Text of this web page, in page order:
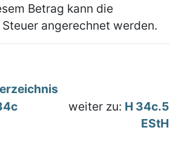
Betrag kann die
angerechnet werden.
weiter zu: H 34c.5
EStH